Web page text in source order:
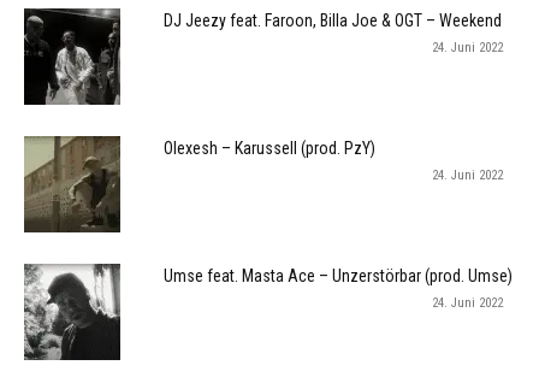
DJ Jeezy feat. Faroon, Billa Joe & OGT – Weekend
24. Juni 2022
Olexesh – Karussell (prod. PzY)
24. Juni 2022
Umse feat. Masta Ace – Unzerstörbar (prod. Umse)
24. Juni 2022